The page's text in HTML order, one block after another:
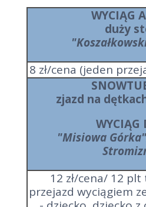
WYCIĄG
duży
8 zł/cena (jeden
zjazd na
WYCIĄG
"Misiowa
12 zł/cena/ 12
przejazd wyciągiem